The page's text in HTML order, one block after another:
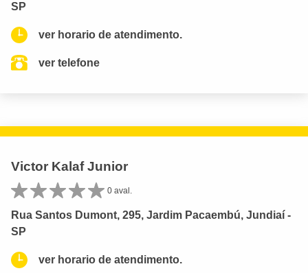
SP
ver horario de atendimento.
ver telefone
Victor Kalaf Junior
0 aval.
Rua Santos Dumont, 295, Jardim Pacaembú, Jundiaí -
SP
ver horario de atendimento.